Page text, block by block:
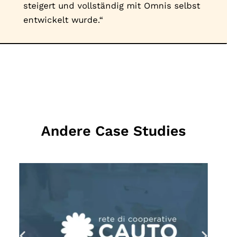
steigert und vollständig mit Omnis selbst
entwickelt wurde.“
Andere Case Studies